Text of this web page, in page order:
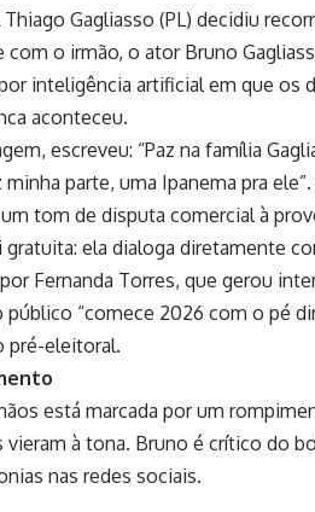
Gagliasso (PL) decidiu
com o irmão, o ator Bruno
inteligência artificial em que os
aconteceu.
escreveu: “Paz na família
parte, uma Ipanema pra
tom de disputa comercial à
ela dialoga diretamente
Fernanda Torres, que gerou
público “comece 2026 com o pé
pré-eleitoral.
está marcada por um
vieram à tona. Bruno é crítico do
nas redes sociais.